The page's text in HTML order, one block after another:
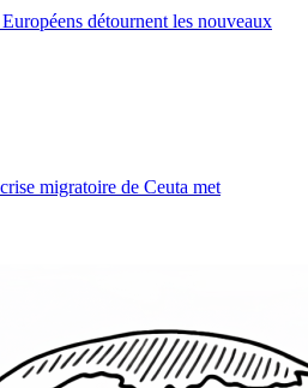
détournent les nouveaux
migratoire de Ceuta met